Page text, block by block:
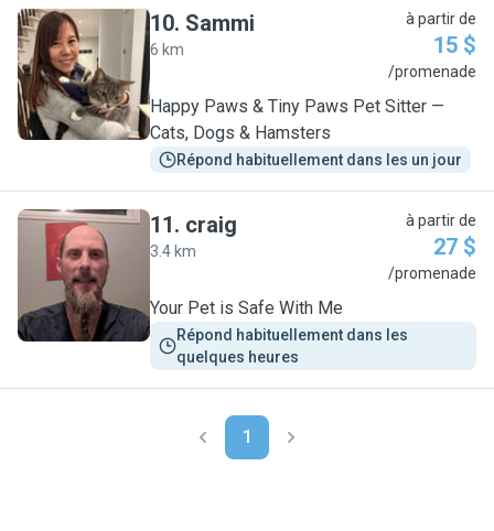
S
10. Sammi
6 km
à partir de
15 $
/promenade
Happy Paws & Tiny Paws Pet Sitter —
Cats, Dogs & Hamsters
Répond habituellement dans les un jour
C
11. craig
3.4 km
à partir de
27 $
/promenade
Your Pet is Safe With Me
Répond habituellement dans les
quelques heures
1